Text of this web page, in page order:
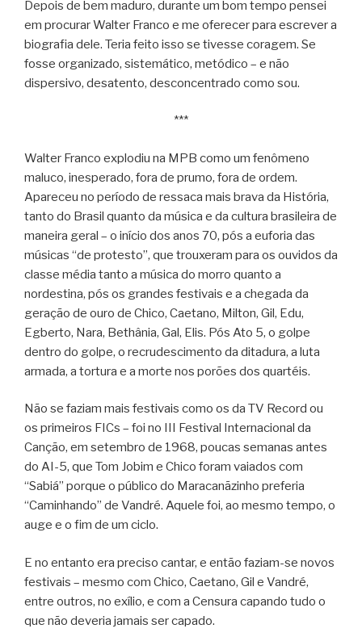
Depois de bem maduro, durante um bom tempo pensei
em procurar Walter Franco e me oferecer para escrever a
biografia dele. Teria feito isso se tivesse coragem. Se
fosse organizado, sistemático, metódico – e não
dispersivo, desatento, desconcentrado como sou.
***
Walter Franco explodiu na MPB como um fenômeno
maluco, inesperado, fora de prumo, fora de ordem.
Apareceu no período de ressaca mais brava da História,
tanto do Brasil quanto da música e da cultura brasileira de
maneira geral – o início dos anos 70, pós a euforia das
músicas “de protesto”, que trouxeram para os ouvidos da
classe média tanto a música do morro quanto a
nordestina, pós os grandes festivais e a chegada da
geração de ouro de Chico, Caetano, Milton, Gil, Edu,
Egberto, Nara, Bethânia, Gal, Elis. Pós Ato 5, o golpe
dentro do golpe, o recrudescimento da ditadura, a luta
armada, a tortura e a morte nos porões dos quartéis.
Não se faziam mais festivais como os da TV Record ou
os primeiros FICs – foi no III Festival Internacional da
Canção, em setembro de 1968, poucas semanas antes
do AI-5, que Tom Jobim e Chico foram vaiados com
“Sabiá” porque o público do Maracanãzinho preferia
“Caminhando” de Vandré. Aquele foi, ao mesmo tempo, o
auge e o fim de um ciclo.
E no entanto era preciso cantar, e então faziam-se novos
festivais – mesmo com Chico, Caetano, Gil e Vandré,
entre outros, no exílio, e com a Censura capando tudo o
que não deveria jamais ser capado.